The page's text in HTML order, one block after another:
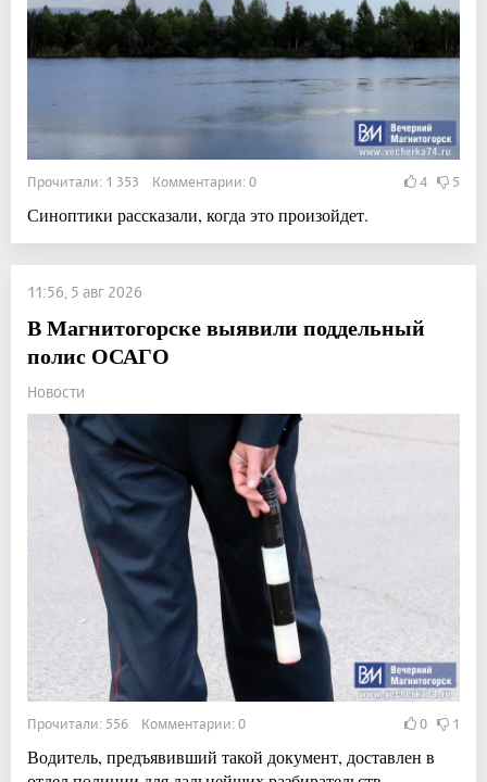
Прочитали: 1 353 Комментарии: 0 4 5
Синоптики рассказали, когда это произойдет.
11:56, 5 авг 2026
В Магнитогорске выявили поддельный
полис ОСАГО
Новости
Прочитали: 556 Комментарии: 0 0 1
Водитель, предъявивший такой документ, доставлен в